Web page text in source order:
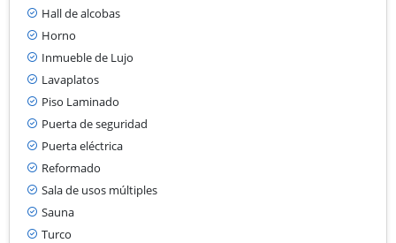
Hall de alcobas
Horno
Inmueble de Lujo
Lavaplatos
Piso Laminado
Puerta de seguridad
Puerta eléctrica
Reformado
Sala de usos múltiples
Sauna
Turco